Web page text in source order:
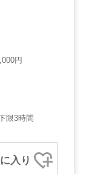
円
限3時間
入り